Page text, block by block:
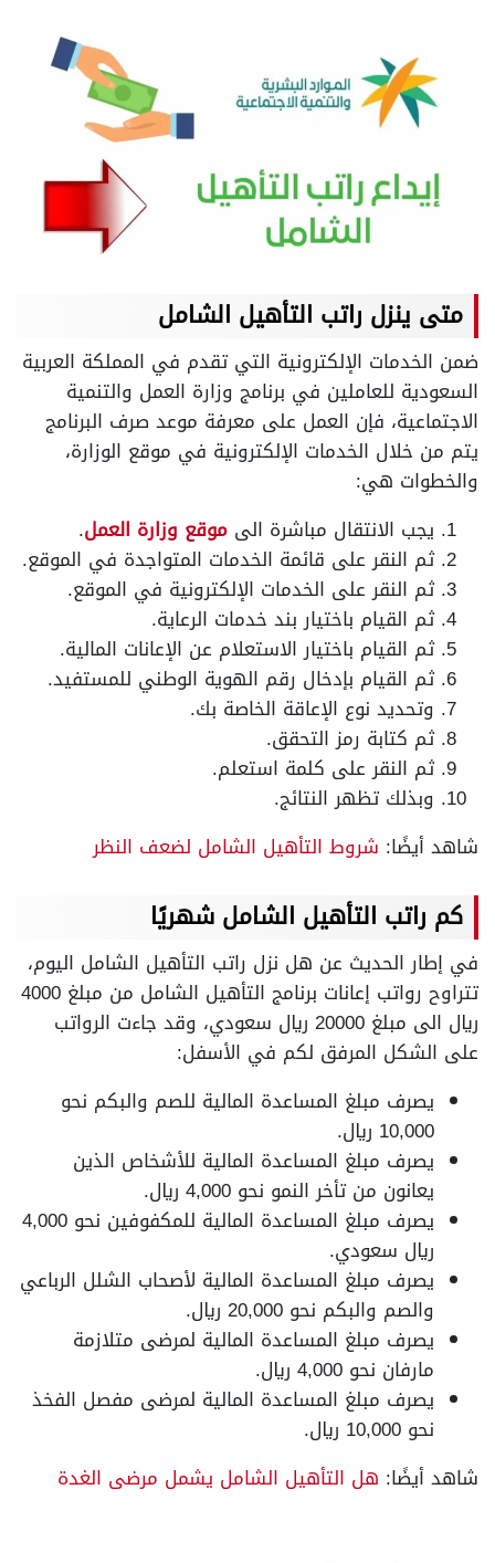
متى ينزل راتب التأهيل الشامل
ضمن الخدمات الإلكترونية التي تقدم في المملكة العربية
السعودية للعاملين في برنامج وزارة العمل والتنمية
الاجتماعية، فإن العمل على معرفة موعد صرف البرنامج
يتم من خلال الخدمات الإلكترونية في موقع الوزارة،
والخطوات هي:
يجب الانتقال مباشرة الى موقع وزارة العمل.
ثم النقر على قائمة الخدمات المتواجدة في الموقع.
ثم النقر على الخدمات الإلكترونية في الموقع.
ثم القيام باختيار بند خدمات الرعاية.
ثم القيام باختيار الاستعلام عن الإعانات المالية.
ثم القيام بإدخال رقم الهوية الوطني للمستفيد.
وتحديد نوع الإعاقة الخاصة بك.
ثم كتابة رمز التحقق.
ثم النقر على كلمة استعلم.
وبذلك تظهر النتائج.
شاهد أيضًا: شروط التأهيل الشامل لضعف النظر
كم راتب التأهيل الشامل شهريًا
في إطار الحديث عن هل نزل راتب التأهيل الشامل اليوم،
تتراوح رواتب إعانات برنامج التأهيل الشامل من مبلغ 4000
ريال الى مبلغ 20000 ريال سعودي، وقد جاءت الرواتب
على الشكل المرفق لكم في الأسفل:
يصرف مبلغ المساعدة المالية للصم والبكم نحو
10,000 ريال.
يصرف مبلغ المساعدة المالية للأشخاص الذين
يعانون من تأخر النمو نحو 4,000 ريال.
يصرف مبلغ المساعدة المالية للمكفوفين نحو 4,000
ريال سعودي.
يصرف مبلغ المساعدة المالية لأصحاب الشلل الرباعي
والصم والبكم نحو 20,000 ريال.
يصرف مبلغ المساعدة المالية لمرضى متلازمة
مارفان نحو 4,000 ريال.
يصرف مبلغ المساعدة المالية لمرضى مفصل الفخذ
نحو 10,000 ريال.
شاهد أيضًا: هل التأهيل الشامل يشمل مرضى الغدة